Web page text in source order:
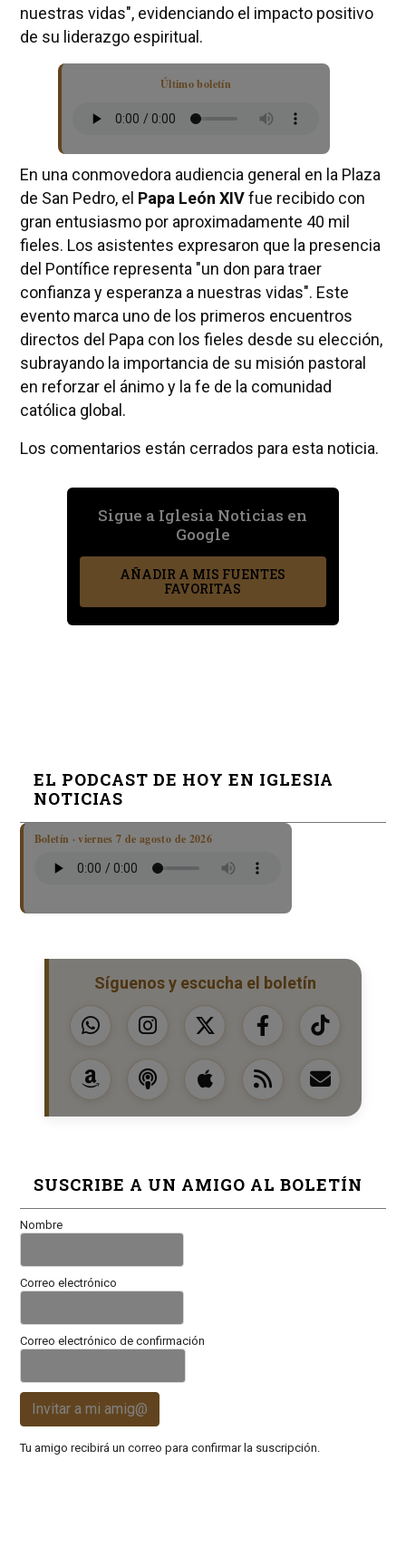
nuestras vidas", evidenciando el impacto positivo
de su liderazgo espiritual.
Último boletín
En una conmovedora audiencia general en la Plaza
de San Pedro, el Papa León XIVfue recibido con
gran entusiasmo por aproximadamente 40 mil
fieles. Los asistentes expresaron que la presencia
del Pontífice representa "un don para traer
confianza y esperanza a nuestras vidas". Este
evento marca uno de los primeros encuentros
directos del Papa con los fieles desde su elección,
subrayando la importancia de su misión pastoral
en reforzar el ánimo y la fe de la comunidad
católica global.
Los comentarios están cerrados para esta noticia.
Sigue a Iglesia Noticias en
Google
AÑADIR A MIS FUENTES
FAVORITAS
EL PODCAST DE HOY EN IGLESIA
NOTICIAS
Boletín · viernes 7 de agosto de 2026
Síguenos y escucha el boletín
SUSCRIBE A UN AMIGO AL BOLETÍN
Nombre
Correo electrónico
Correo electrónico de confirmación
Invitar a mi amig@
Tu amigo recibirá un correo para confirmar la suscripción.